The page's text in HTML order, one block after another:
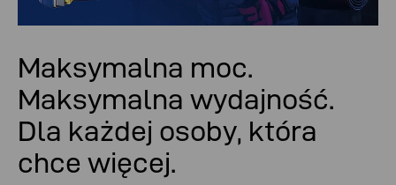
Maksymalna moc.
Maksymalna wydajność.
Dla każdej osoby, która
chce więcej.